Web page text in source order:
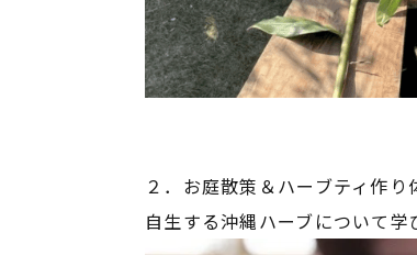
２．お庭散策＆ハーブティ作り
自生する沖縄ハーブについて